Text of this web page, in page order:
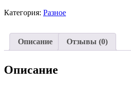
уголок
Категория: Разное
Описание Отзывы (0)
Описание